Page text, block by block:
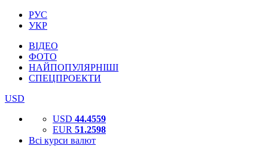
РУС
УКР
ВІДЕО
ФОТО
НАЙПОПУЛЯРНІШІ
СПЕЦПРОЕКТИ
USD
USD 44.4559
EUR 51.2598
Всі курси валют